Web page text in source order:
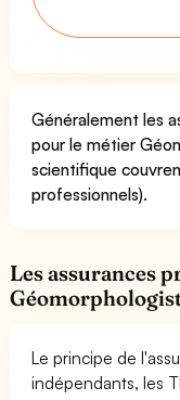
Généralement les
pour le métier
scientifique
professionnels).
Les assurances
Le principe de
indépendants, les